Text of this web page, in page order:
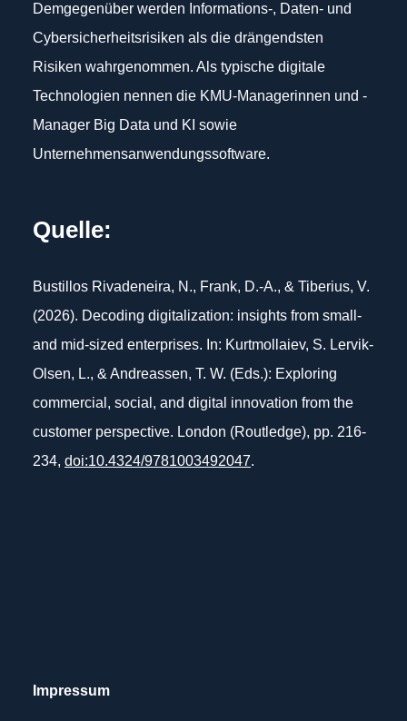
Demgegenüber werden Informations-, Daten- und
Cybersicherheitsrisiken als die drängendsten
Risiken wahrgenommen. Als typische digitale
Technologien nennen die KMU-Managerinnen und -
Manager Big Data und KI sowie
Unternehmensanwendungssoftware.
Quelle:
Bustillos Rivadeneira, N., Frank, D.-A., & Tiberius, V.
(2026). Decoding digitalization: insights from small-
and mid-sized enterprises. In: Kurtmollaiev, S. Lervik-
Olsen, L., & Andreassen, T. W. (Eds.): Exploring
commercial, social, and digital innovation from the
customer perspective. London (Routledge), pp. 216-
234, doi:10.4324/9781003492047.
Impressum